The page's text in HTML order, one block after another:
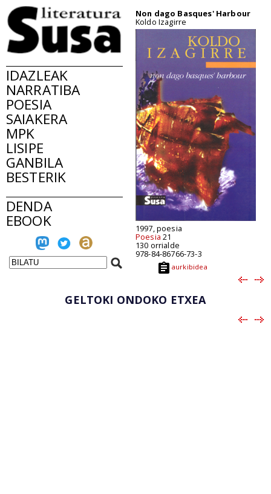
IDAZLEAK
NARRATIBA
POESIA
SAIAKERA
MPK
LISIPE
GANBILA
BESTERIK
DENDA
EBOOK
Non dago Basques' Harbour
Koldo Izagirre
1997, poesia
Poesia 21
130 orrialde
978-84-86766-73-3
aurkibidea
GELTOKI ONDOKO ETXEA